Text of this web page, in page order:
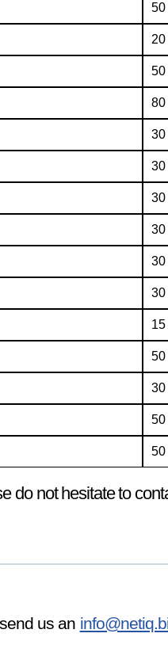
50
50
80
30
30
30
30
30
30
50
30
50
50
do not hesitate to
us an